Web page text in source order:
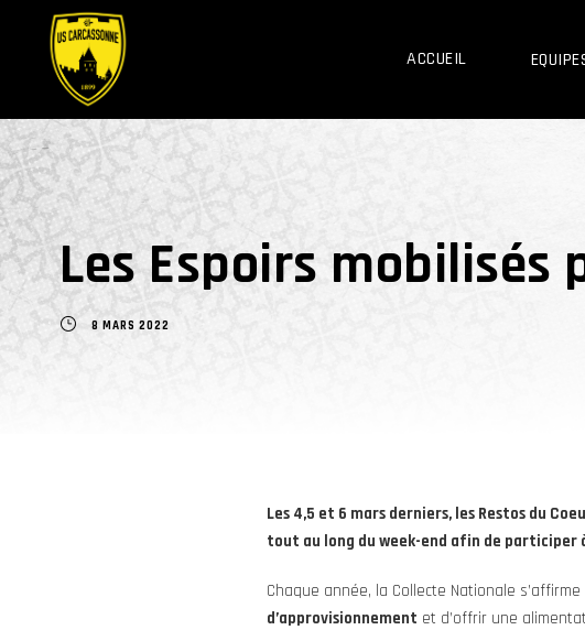
ACCUEIL
Les Espoirs mobilisés
8 MARS 2022
Les 4,5 et 6 mars derniers, les Restos du
tout au long du week-end afin de participer
Chaque année, la Collecte Nationale s’affirme
d’approvisionnement et d’offrir une